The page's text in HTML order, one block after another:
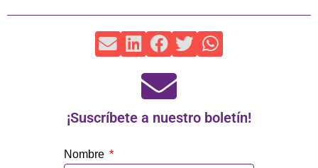
¡Suscríbete a nuestro boletín!
Nombre